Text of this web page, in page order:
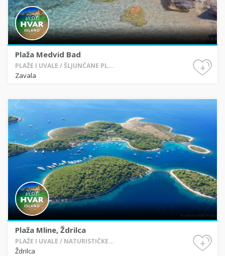
Plaža Medvid Bad
PLAŽE I UVALE / ŠLJUNČANE PL...
Zavala
+
Plaža Mline, Ždrilca
PLAŽE I UVALE / NATURISTIČKE...
Ždrilca
+